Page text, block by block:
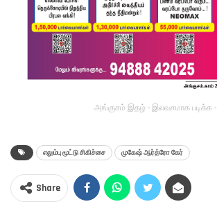
அங்குசம் இதழ் - இலவசமாக படிக்க -
எலும்பு மூட்டு சிகிச்சை முகேஷ் ஆர்த்ரோ கேர்
Share